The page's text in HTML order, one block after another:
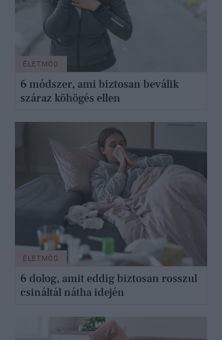
ÉLETMÓD
6 módszer, ami biztosan beválik
száraz köhögés ellen
ÉLETMÓD
6 dolog, amit eddig biztosan rosszul
csináltál nátha idején